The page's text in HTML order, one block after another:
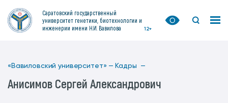
Саратовский государственный
университет генетики, биотехнологии и
инженерии имени Н.И. Вавилова
12+
«Вавиловский университет» — Кадры —
Анисимов Сергей Александрович